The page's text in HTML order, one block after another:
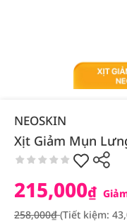
NEOSKIN
Xịt Giảm Mụn
215,000₫
258,000₫(Tiết kiệm: